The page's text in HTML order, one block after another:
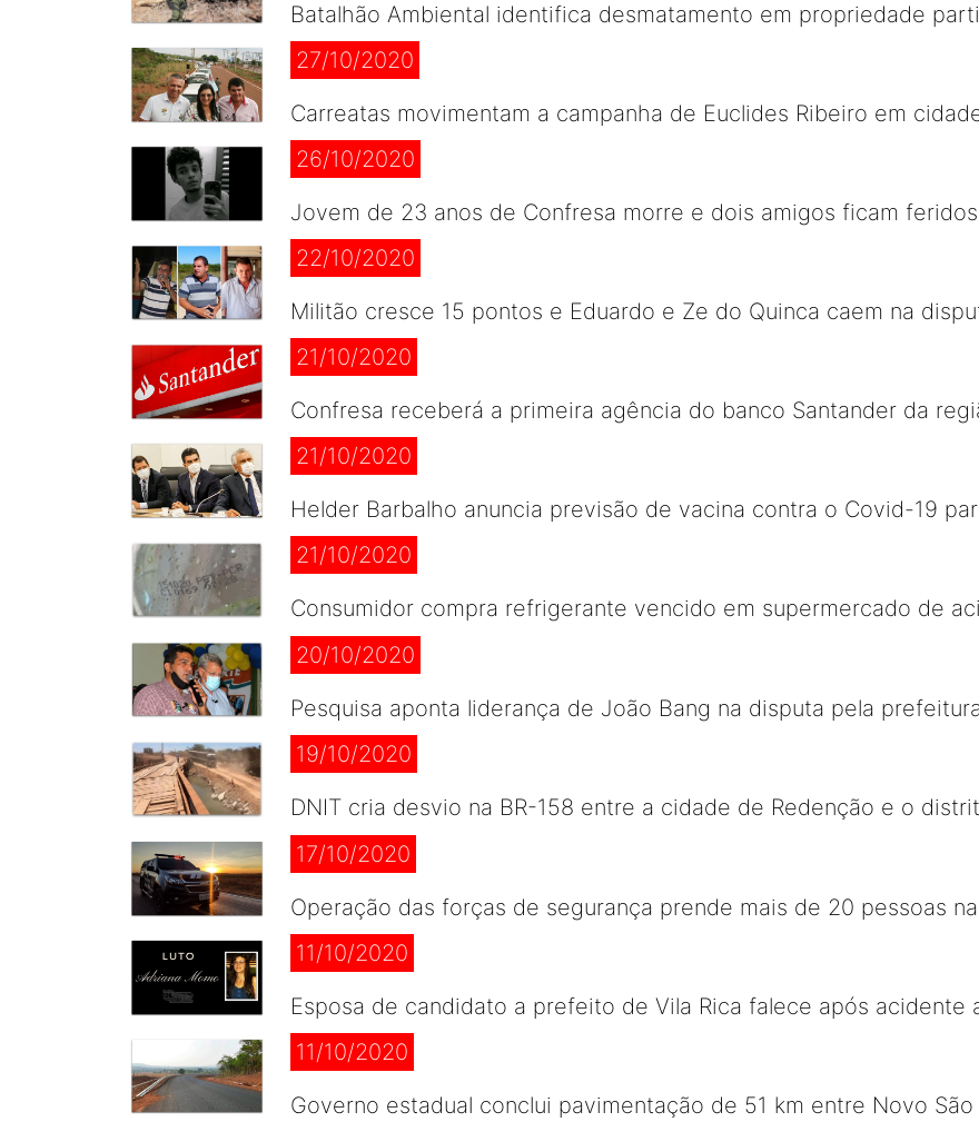
Batalhão Ambiental identifica desmatamento em propriedade
27/10/2020
Carreatas movimentam a campanha de Euclides Ribeiro em
26/10/2020
Jovem de 23 anos de Confresa morre e dois amigos ficam
22/10/2020
Militão cresce 15 pontos e Eduardo e Ze do Quinca caem na
21/10/2020
Confresa receberá a primeira agência do banco Santander da
21/10/2020
Helder Barbalho anuncia previsão de vacina contra o Covid-19
21/10/2020
Consumidor compra refrigerante vencido em supermercado de
20/10/2020
Pesquisa aponta liderança de João Bang na disputa pela
19/10/2020
DNIT cria desvio na BR-158 entre a cidade de Redenção e o
17/10/2020
Operação das forças de segurança prende mais de 20 pessoas
11/10/2020
Esposa de candidato a prefeito de Vila Rica falece após acidente
11/10/2020
Governo estadual conclui pavimentação de 51 km entre Novo